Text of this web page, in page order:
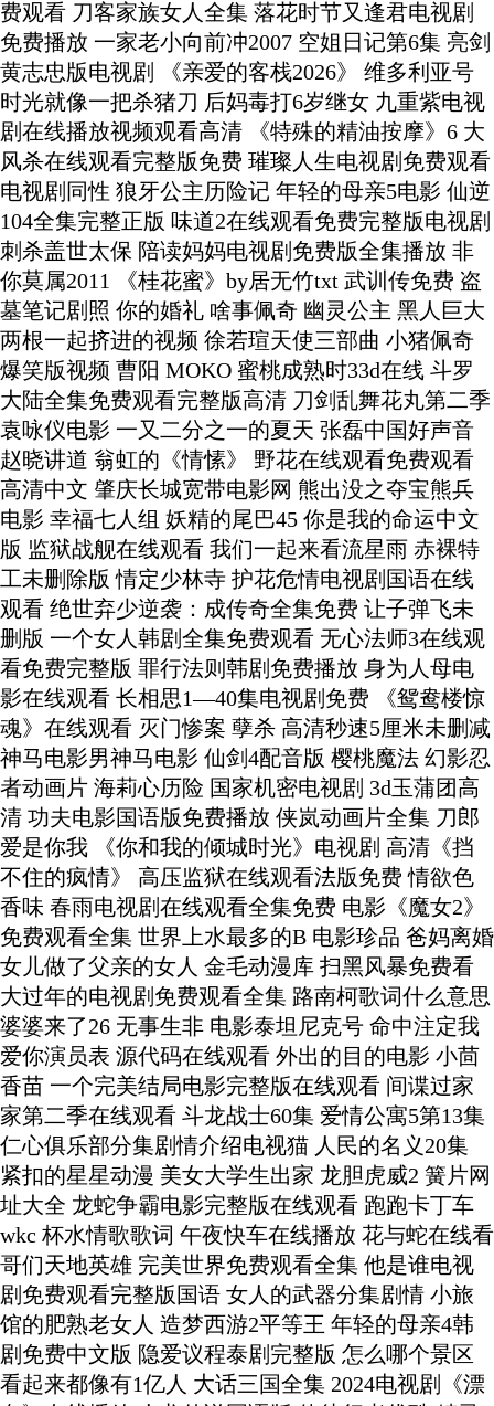
费观看 刀客家族女人全集 落花时节又逢君电视剧
免费播放 一家老小向前冲2007 空姐日记第6集 亮剑
黄志忠版电视剧 《亲爱的客栈2026》 维多利亚号
时光就像一把杀猪刀 后妈毒打6岁继女 九重紫电视
剧在线播放视频观看高清 《特殊的精油按摩》6 大
风杀在线观看完整版免费 璀璨人生电视剧免费观看
电视剧同性 狼牙公主历险记 年轻的母亲5电影 仙逆
104全集完整正版 味道2在线观看免费完整版电视剧
刺杀盖世太保 陪读妈妈电视剧免费版全集播放 非
你莫属2011 《桂花蜜》by居无竹txt 武训传免费 盗
墓笔记剧照 你的婚礼 啥事佩奇 幽灵公主 黑人巨大
两根一起挤进的视频 徐若瑄天使三部曲 小猪佩奇
爆笑版视频 曹阳 MOKO 蜜桃成熟时33d在线 斗罗
大陆全集免费观看完整版高清 刀剑乱舞花丸第二季
袁咏仪电影 一又二分之一的夏天 张磊中国好声音
赵晓讲道 翁虹的《情愫》 野花在线观看免费观看
高清中文 肇庆长城宽带电影网 熊出没之夺宝熊兵
电影 幸福七人组 妖精的尾巴45 你是我的命运中文
版 监狱战舰在线观看 我们一起来看流星雨 赤裸特
工未删除版 情定少林寺 护花危情电视剧国语在线
观看 绝世弃少逆袭：成传奇全集免费 让子弹飞未
删版 一个女人韩剧全集免费观看 无心法师3在线观
看免费完整版 罪行法则韩剧免费播放 身为人母电
影在线观看 长相思1—40集电视剧免费 《鸳鸯楼惊
魂》在线观看 灭门惨案 孽杀 高清秒速5厘米未删减
神马电影男神马电影 仙剑4配音版 樱桃魔法 幻影忍
者动画片 海莉心历险 国家机密电视剧 3d玉蒲团高
清 功夫电影国语版免费播放 侠岚动画片全集 刀郎
爱是你我 《你和我的倾城时光》电视剧 高清《挡
不住的疯情》 高压监狱在线观看法版免费 情欲色
香味 春雨电视剧在线观看全集免费 电影《魔女2》
免费观看全集 世界上水最多的B 电影珍品 爸妈离婚
女儿做了父亲的女人 金毛动漫库 扫黑风暴免费看
大过年的电视剧免费观看全集 路南柯歌词什么意思
婆婆来了26 无事生非 电影泰坦尼克号 命中注定我
爱你演员表 源代码在线观看 外出的目的电影 小茴
香苗 一个完美结局电影完整版在线观看 间谍过家
家第二季在线观看 斗龙战士60集 爱情公寓5第13集
仁心俱乐部分集剧情介绍电视猫 人民的名义20集
紧扣的星星动漫 美女大学生出家 龙胆虎威2 簧片网
址大全 龙蛇争霸电影完整版在线观看 跑跑卡丁车
wkc 杯水情歌歌词 午夜快车在线播放 花与蛇在线看
哥们天地英雄 完美世界免费观看全集 他是谁电视
剧免费观看完整版国语 女人的武器分集剧情 小旅
馆的肥熟老女人 造梦西游2平等王 年轻的母亲4韩
剧免费中文版 隐爱议程泰剧完整版 怎么哪个景区
看起来都像有1亿人 大话三国全集 2024电视剧《漂